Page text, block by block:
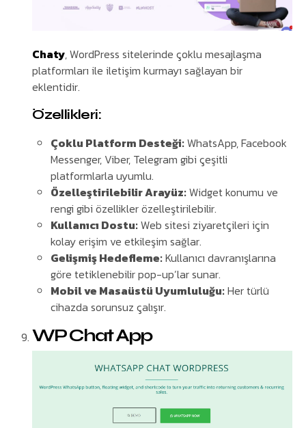
Chaty, WordPress sitelerinde çoklu mesajlaşma
platformları ile iletişim kurmayı sağlayan bir
eklentidir.
Özellikleri:
Çoklu Platform Desteği:WhatsApp, Facebook
Messenger, Viber, Telegram gibi çeşitli
platformlarla uyumlu.
Özelleştirilebilir Arayüz:Widget konumu ve
rengi gibi özellikler özelleştirilebilir.
Kullanıcı Dostu:Web sitesi ziyaretçileri için
kolay erişim ve etkileşim sağlar.
Gelişmiş Hedefleme:Kullanıcı davranışlarına
göre tetiklenebilir pop-up’lar sunar.
Mobil ve Masaüstü Uyumluluğu:Her türlü
cihazda sorunsuz çalışır.
WP Chat App